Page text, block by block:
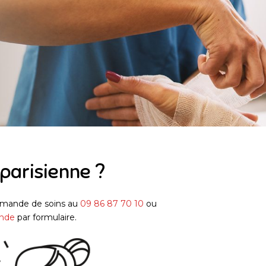
?
de soins au 09 86 87 70 10 ou
par formulaire.